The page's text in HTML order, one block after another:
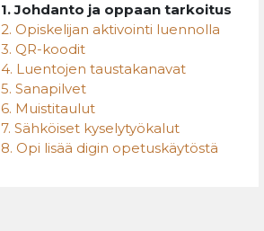
1. Johdanto ja oppaan tarkoitus
2. Opiskelijan aktivointi luennolla
3. QR-koodit
4. Luentojen taustakanavat
5. Sanapilvet
6. Muistitaulut
7. Sähköiset kyselytyökalut
8. Opi lisää digin opetuskäytöstä